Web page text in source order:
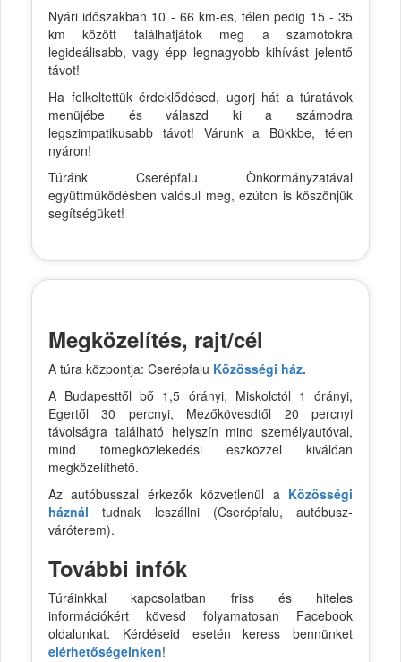
Nyári időszakban 10 - 66 km-es, télen pedig 15 - 35
km között találhatjátok meg a számotokra
legideálisabb, vagy épp legnagyobb kihívást jelentő
távot!
Ha felkeltettük érdeklődésed, ugorj hát a túratávok
menüjébe és válaszd ki a számodra
legszimpatikusabb távot! Várunk a Bükkbe, télen
nyáron!
Túránk Cserépfalu Önkormányzatával
együttműködésben valósul meg, ezúton is köszönjük
segítségüket!
Megközelítés, rajt/cél
A túra központja: Cserépfalu Közösségi ház.
A Budapesttől bő 1,5 órányi, Miskolctól 1 órányi,
Egertől 30 percnyi, Mezőkövesdtől 20 percnyi
távolságra található helyszín mind személyautóval,
mind tömegközlekedési eszközzel kiválóan
megközelíthető.
Az autóbusszal érkezők közvetlenül a Közösségi
háznál tudnak leszállni (Cserépfalu, autóbusz-
váróterem).
További infók
Túráinkkal kapcsolatban friss és hiteles
információkért kövesd folyamatosan Facebook
oldalunkat. Kérdéseid esetén keress bennünket
elérhetőségeinken!